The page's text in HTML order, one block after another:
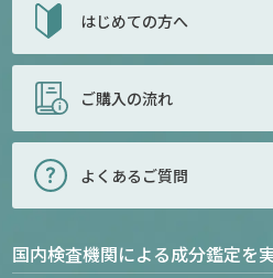
はじめての方へ
ご購入の流れ
よくあるご質問
国内検査機関による成分鑑定を